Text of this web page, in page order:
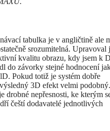
tabulka je v angličtině ale
srozumitelná. Upravoval
kvalitu obrazu, kdy jsem k
do závorky stejné hodnocení
Pokud totiž je systém dobře
3D efekt velmi
drobné nepřesnosti, ke kterým
čeští dodavatelé jednotlivých